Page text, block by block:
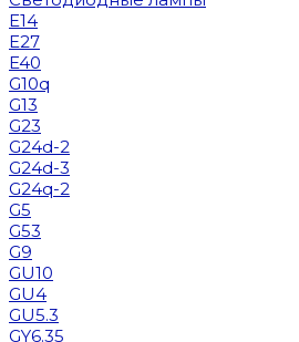
E14
E27
E40
G10q
G13
G23
G24d-2
G24d-3
G24q-2
G5
G53
G9
GU10
GU4
GU5.3
GY6.35